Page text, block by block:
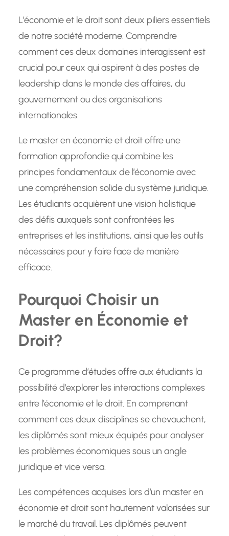
L’économie et le droit sont deux piliers essentiels
de notre société moderne. Comprendre
comment ces deux domaines interagissent est
crucial pour ceux qui aspirent à des postes de
leadership dans le monde des affaires, du
gouvernement ou des organisations
internationales.
Le master en économie et droit offre une
formation approfondie qui combine les
principes fondamentaux de l’économie avec
une compréhension solide du système juridique.
Les étudiants acquièrent une vision holistique
des défis auxquels sont confrontées les
entreprises et les institutions, ainsi que les outils
nécessaires pour y faire face de manière
efficace.
Pourquoi Choisir un
Master en Économie et
Droit?
Ce programme d’études offre aux étudiants la
possibilité d’explorer les interactions complexes
entre l’économie et le droit. En comprenant
comment ces deux disciplines se chevauchent,
les diplômés sont mieux équipés pour analyser
les problèmes économiques sous un angle
juridique et vice versa.
Les compétences acquises lors d’un master en
économie et droit sont hautement valorisées sur
le marché du travail. Les diplômés peuvent